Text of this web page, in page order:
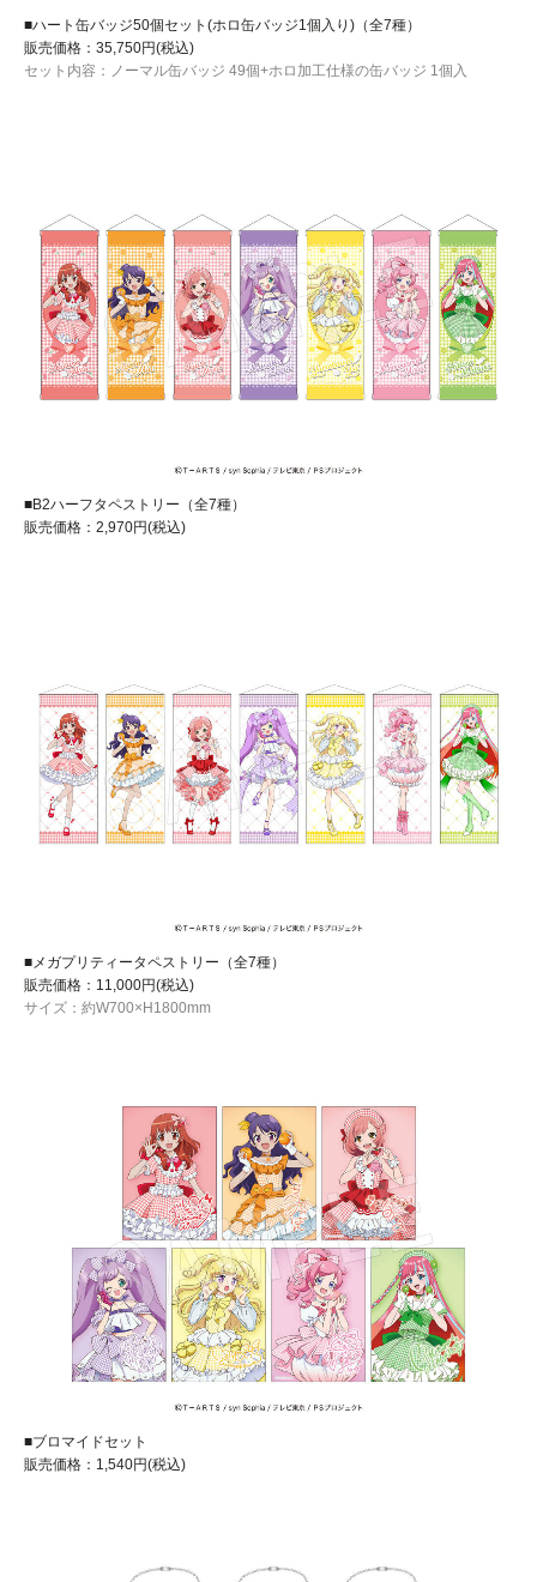
■ハート缶バッジ50個セット(ホロ缶バッジ1個入り)（全7種）
販売価格：35,750円(税込)
セット内容：ノーマル缶バッジ 49個+ホロ加工仕様の缶バッジ 1個入
■B2ハーフタペストリー（全7種）
販売価格：2,970円(税込)
■メガプリティータペストリー（全7種）
販売価格：11,000円(税込)
サイズ：約W700×H1800mm
■ブロマイドセット
販売価格：1,540円(税込)